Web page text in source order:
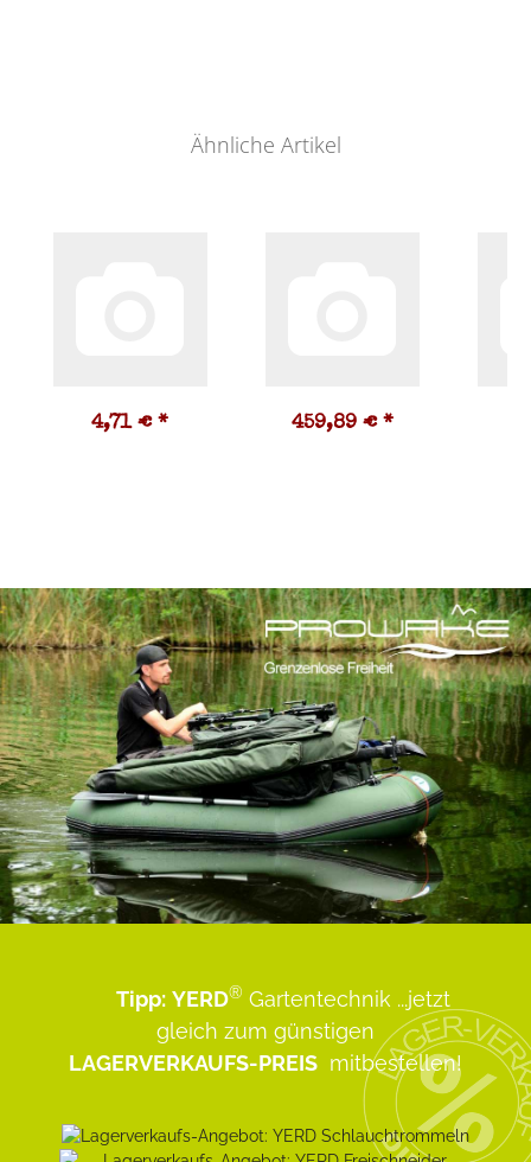
Ähnliche Artikel
4,71 € * 459,89 € *
Tipp: YERD® Gartentechnik ...jetzt
gleich zum günstigen
LAGERVERKAUFS-PREIS mitbestellen!